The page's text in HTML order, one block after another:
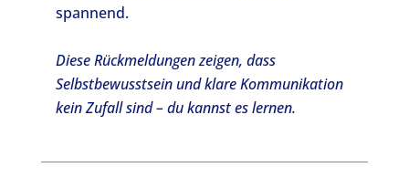
spannend.
Diese Rückmeldungen zeigen, dass
Selbstbewusstsein und klare Kommunikation
kein Zufall sind – du kannst es lernen.